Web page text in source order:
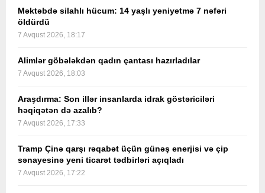
Məktəbdə silahlı hücum: 14 yaşlı yeniyetmə 7 nəfəri
öldürdü
7 Avqust 2026, 18:17
Alimlər göbələkdən qadın çantası hazırladılar
7 Avqust 2026, 18:03
Araşdırma: Son illər insanlarda idrak göstəriciləri
həqiqətən də azalıb?
7 Avqust 2026, 17:33
Tramp Çinə qarşı rəqabət üçün günəş enerjisi və çip
sənayesinə yeni ticarət tədbirləri açıqladı
7 Avqust 2026, 17:22